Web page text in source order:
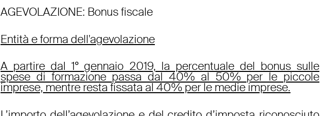
AGEVOLAZIONE: Bonus fiscale
Entità e forma dell'agevolazione
A partire dal 1° gennaio 2019, la percentuale del bonus sulle
spese di formazione passa dal 40% al 50% per le piccole
imprese, mentre resta fissata al 40% per le medie imprese.